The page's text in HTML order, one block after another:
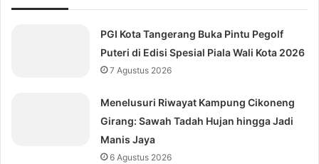
PGI Kota Tangerang Buka Pintu Pegolf
Puteri di Edisi Spesial Piala Wali Kota 2026
7 Agustus 2026
Menelusuri Riwayat Kampung Cikoneng
Girang: Sawah Tadah Hujan hingga Jadi
Manis Jaya
6 Agustus 2026